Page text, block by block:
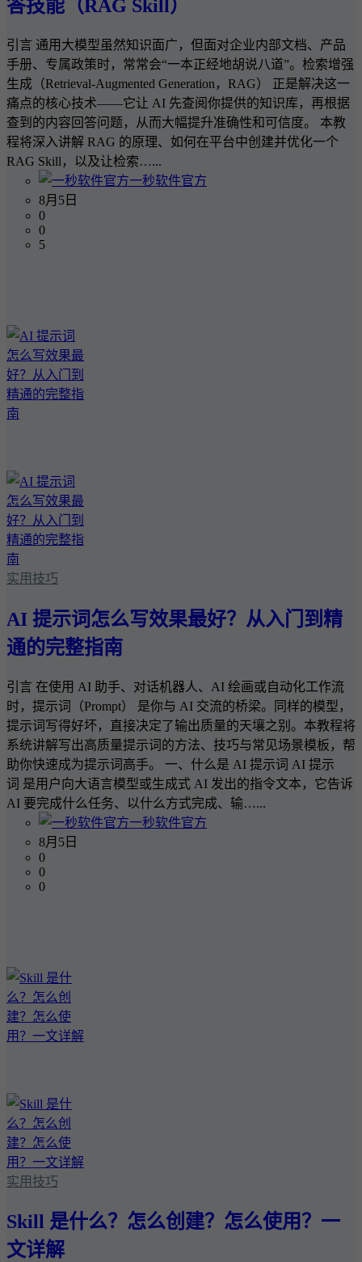
答技能（RAG Skill）
引言 通用大模型虽然知识面广，但面对企业内部文档、产品
手册、专属政策时，常常会“一本正经地胡说八道”。检索增强
生成（Retrieval-Augmented Generation，RAG） 正是解决这一
痛点的核心技术——它让 AI 先查阅你提供的知识库，再根据
查到的内容回答问题，从而大幅提升准确性和可信度。 本教
程将深入讲解 RAG 的原理、如何在平台中创建并优化一个
RAG Skill，以及让检索…...
一秒软件官方
8月5日
0
0
5
实用技巧
AI 提示词怎么写效果最好？从入门到精
通的完整指南
引言 在使用 AI 助手、对话机器人、AI 绘画或自动化工作流
时，提示词（Prompt） 是你与 AI 交流的桥梁。同样的模型，
提示词写得好坏，直接决定了输出质量的天壤之别。本教程将
系统讲解写出高质量提示词的方法、技巧与常见场景模板，帮
助你快速成为提示词高手。 一、什么是 AI 提示词 AI 提示
词 是用户向大语言模型或生成式 AI 发出的指令文本，它告诉
AI 要完成什么任务、以什么方式完成、输…...
一秒软件官方
8月5日
0
0
0
实用技巧
Skill 是什么？怎么创建？怎么使用？一
文详解